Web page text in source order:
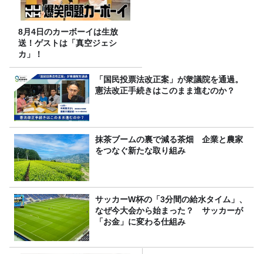
8月4日のカーボーイは生放
送！ゲストは「真空ジェシ
カ」！
「国民投票法改正案」が衆議院を通過。
憲法改正手続きはこのまま進むのか？
抹茶ブームの裏で減る茶畑 企業と農家
をつなぐ新たな取り組み
サッカーW杯の「3分間の給水タイム」、
なぜ今大会から始まった？ サッカーが
「お金」に変わる仕組み